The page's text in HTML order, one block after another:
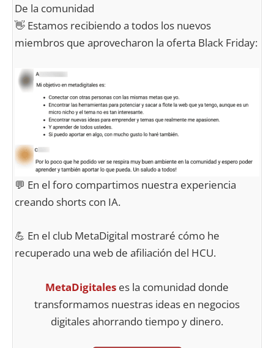
De la comunidad
👋 Estamos recibiendo a todos los nuevos
miembros que aprovecharon la oferta Black Friday:
💬 En el foro compartimos nuestra experiencia
creando shorts con IA.
💪 En el club MetaDigital mostraré cómo he
recuperado una web de afiliación del HCU.
MetaDigitales es la comunidad donde
transformamos nuestras ideas en negocios
digitales ahorrando tiempo y dinero.